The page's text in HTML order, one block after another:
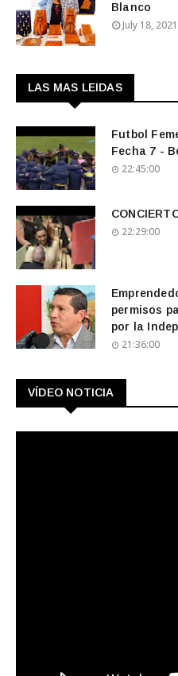
Blanco
July 18, 2021
LAS MAS LEIDAS
Futbol
Fecha 7 -
22:45:00
22:29:00
permisos
por la
21:36:00
VÍDEO NOTICIA